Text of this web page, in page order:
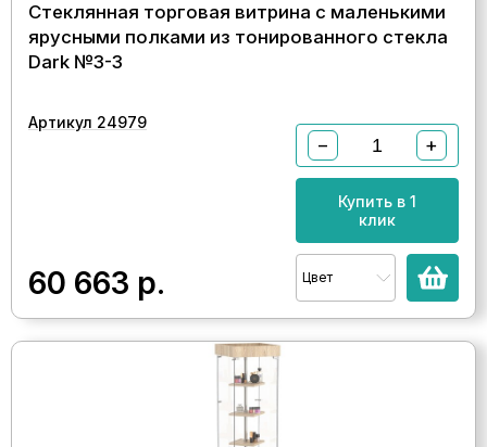
Стеклянная торговая витрина с маленькими
ярусными полками из тонированного стекла
Dark №3-3
Артикул 24979
60 663 р.
− +
Купить в 1
клик
Цвет